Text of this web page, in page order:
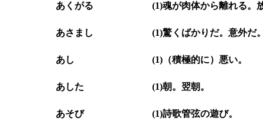
あくがる (1)魂が肉体から離れる。
あさまし (1)驚くばかりだ。意外だ
あし (1)（積極的に）悪い。
あした (1)朝。翌朝。
あそび (1)詩歌管弦の遊び。